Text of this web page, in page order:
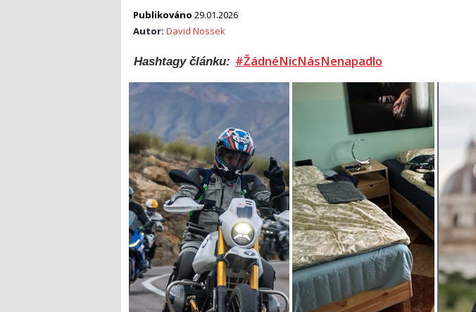
Publikováno 29.01.2026
Autor: David Nossek
Hashtagy článku: #ŽádnéNicNásNenapadlo